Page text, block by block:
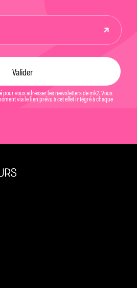
vous adresser les newsletters de mk2. Vous
via le lien prévu à cet effet intégré à chaque